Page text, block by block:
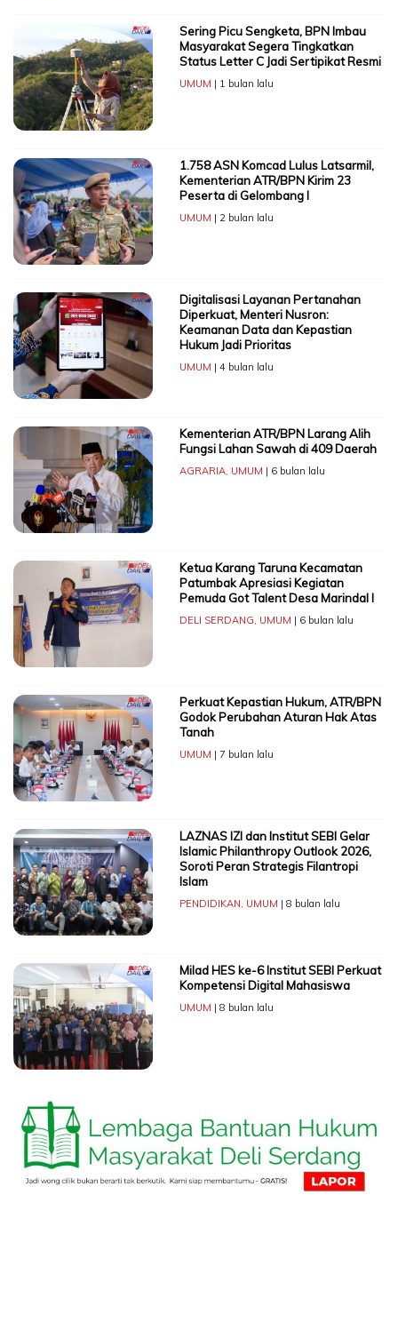
Sering Picu Sengketa, BPN Imbau
Masyarakat Segera Tingkatkan
Status Letter C Jadi Sertipikat Resmi
UMUM | 1 bulan lalu
1.758 ASN Komcad Lulus Latsarmil,
Kementerian ATR/BPN Kirim 23
Peserta di Gelombang I
UMUM | 2 bulan lalu
Digitalisasi Layanan Pertanahan
Diperkuat, Menteri Nusron:
Keamanan Data dan Kepastian
Hukum Jadi Prioritas
UMUM | 4 bulan lalu
Kementerian ATR/BPN Larang Alih
Fungsi Lahan Sawah di 409 Daerah
AGRARIA, UMUM | 6 bulan lalu
Ketua Karang Taruna Kecamatan
Patumbak Apresiasi Kegiatan
Pemuda Got Talent Desa Marindal I
DELI SERDANG, UMUM | 6 bulan lalu
Perkuat Kepastian Hukum, ATR/BPN
Godok Perubahan Aturan Hak Atas
Tanah
UMUM | 7 bulan lalu
LAZNAS IZI dan Institut SEBI Gelar
Islamic Philanthropy Outlook 2026,
Soroti Peran Strategis Filantropi
Islam
PENDIDIKAN, UMUM | 8 bulan lalu
Milad HES ke-6 Institut SEBI Perkuat
Kompetensi Digital Mahasiswa
UMUM | 8 bulan lalu